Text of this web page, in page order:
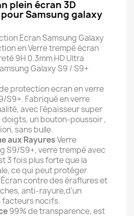
plein écran 3D
Samsung galaxy
Ecran Samsung Galaxy
en Verre trempé écran
9H 0.3mm HD Ultra
Galaxy S9 / S9+
protection ecran en verre
S9+. Fabriqué en verre
avec l'épaisseur super
un bouton-poussoir ,
sans bulle.
aux RayuresVerre
S9/S9+, verre trempé avec
3 fois plus forte que la
ce qui peut protéger
contre des éraflures et
anti-rayure,d'un
nocifs.
99% de transparence, est